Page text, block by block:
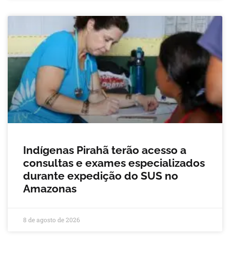
Indígenas Pirahã terão acesso a
consultas e exames especializados
durante expedição do SUS no
Amazonas
8 de agosto de 2026